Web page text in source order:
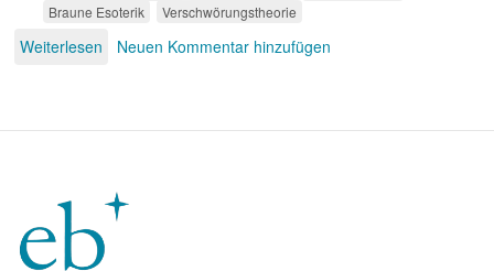
Braune Esoterik
Verschwörungstheorie
Weiterlesen über
Neuen Kommentar hinzufügen